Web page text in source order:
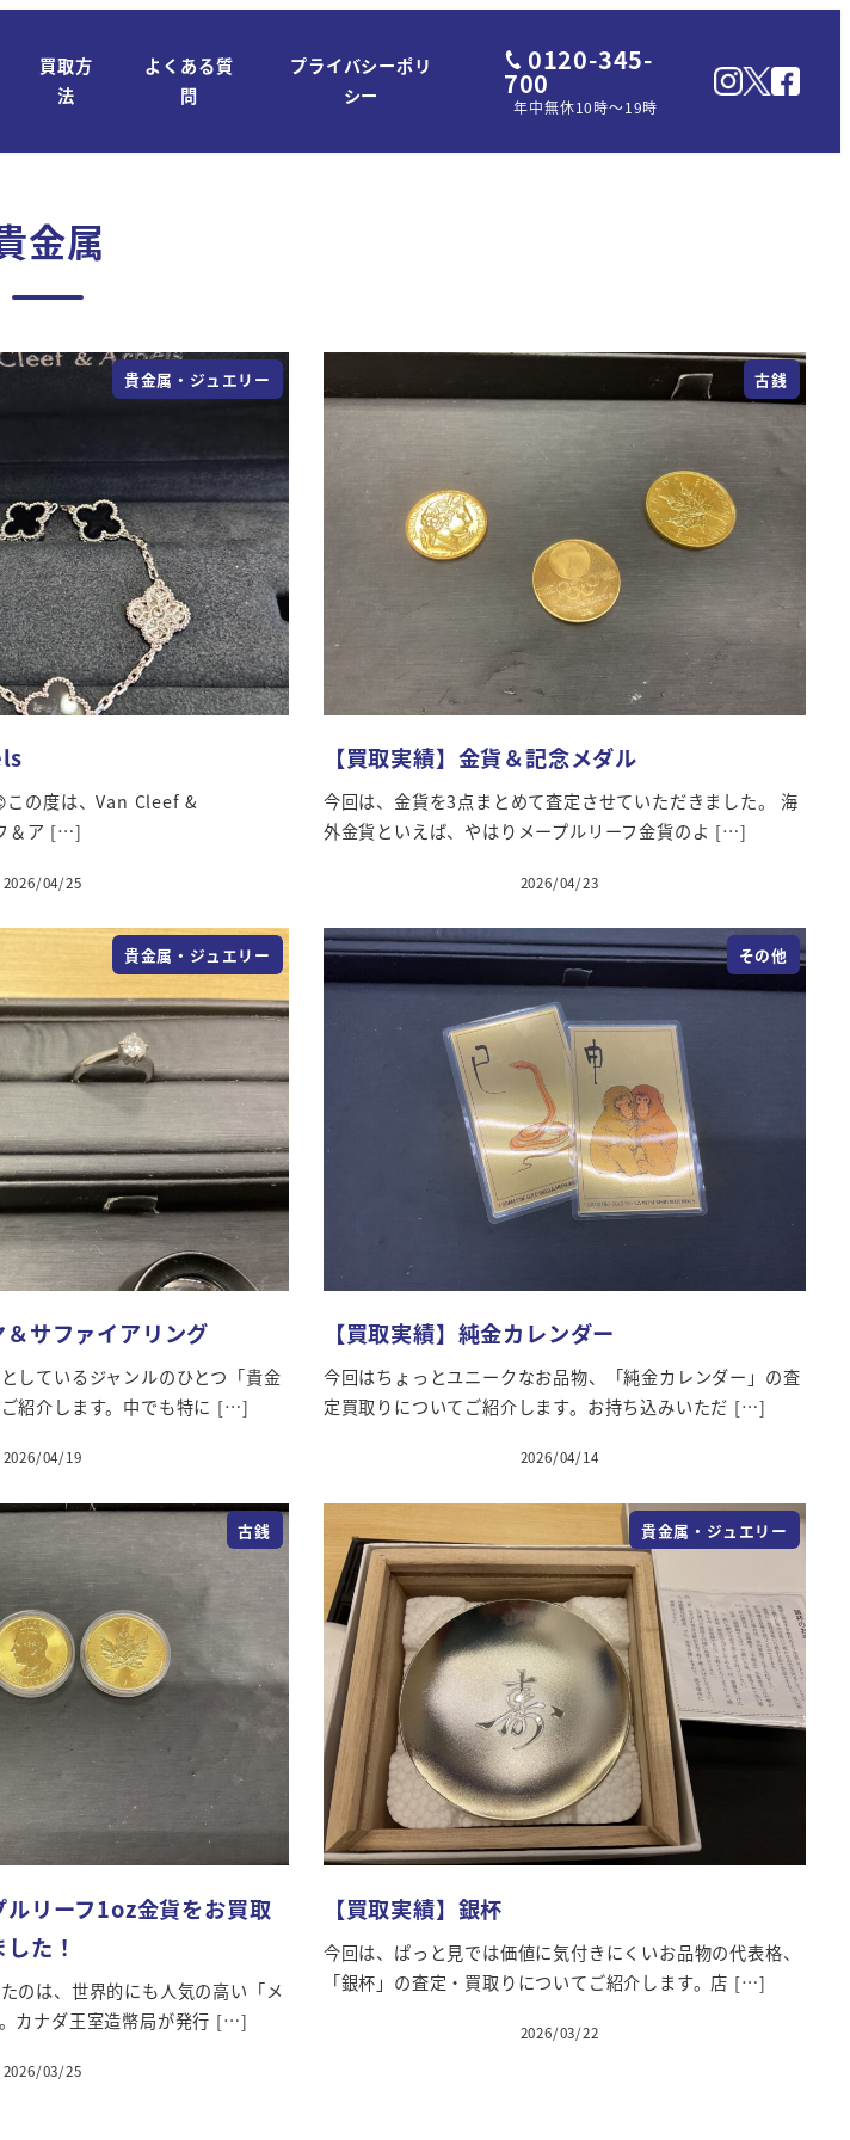
買取方
法
よくある質
問
プライバシーポリ
シー
0120-345-
700
年中無休10時～19時
金属
貴金属・ジュエリー
この度は、Van Cleef &
＆ア […]
投稿日
2026/04/25
古銭
【買取実績】金貨＆記念メダル
今回は、金貨を3点まとめて査定させていただきました。 海
外金貨といえば、やはりメープルリーフ金貨のよ […]
投稿日
2026/04/23
貴金属・ジュエリー
＆サファイアリング
しているジャンルのひとつ「貴金
紹介します。中でも特に […]
投稿日
2026/04/19
その他
【買取実績】純金カレンダー
今回はちょっとユニークなお品物、「純金カレンダー」の査
定買取りについてご紹介します。お持ち込みいただ […]
投稿日
2026/04/14
古銭
ルリーフ1oz金貨をお買取
た！
のは、世界的にも人気の高い「メ
カナダ王室造幣局が発行 […]
投稿日
2026/03/25
貴金属・ジュエリー
【買取実績】銀杯
今回は、ぱっと見では価値に気付きにくいお品物の代表格、
「銀杯」の査定・買取りについてご紹介します。店 […]
投稿日
2026/03/22